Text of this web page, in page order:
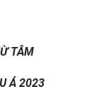
TÂM
Á 2023